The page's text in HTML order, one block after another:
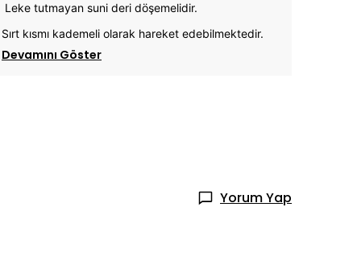
Leke tutmayan suni deri döşemelidir.
Sırt kısmı kademeli olarak hareket edebilmektedir.
Devamını Göster
Yorum Yap